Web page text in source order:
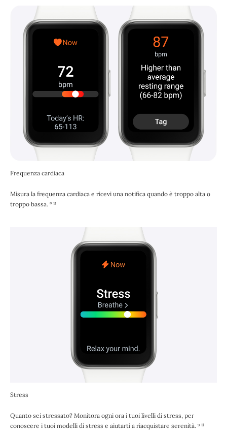
Frequenza cardiaca
Misura la frequenza cardiaca e ricevi una notifica quando è troppo alta o
troppo bassa. ⁸ ¹¹
Stress
Quanto sei stressato? Monitora ogni ora i tuoi livelli di stress, per
conoscere i tuoi modelli di stress e aiutarti a riacquistare serenità. ⁹ ¹¹